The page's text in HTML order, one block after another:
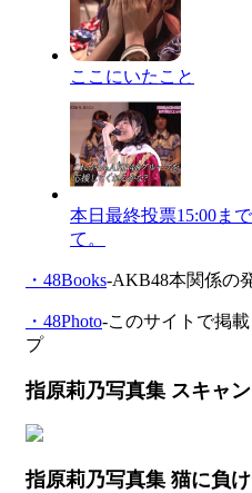
ここにいたこと
本日最終投票15:00ま
て。
・48Books-AKB48本関係の
・48Photo-このサイトで掲
プ
指原莉乃写真集 スキャ
指原莉乃写真集 猫に負